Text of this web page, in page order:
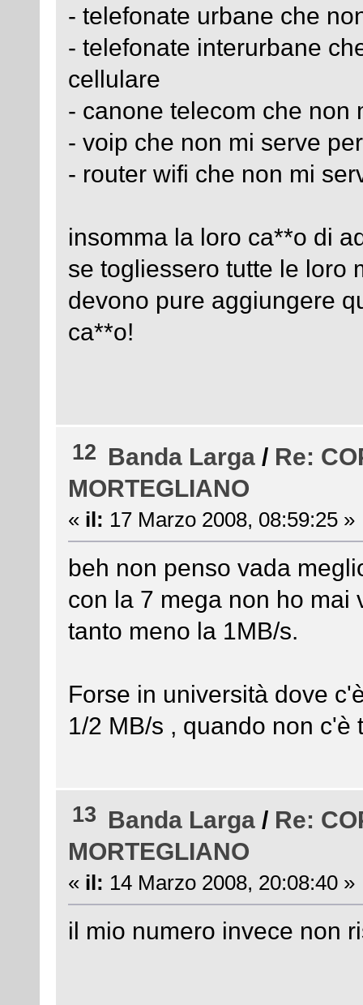
- telefonate urbane che
- telefonate interurbane
cellulare
- canone telecom che non
- voip che non mi serve
- router wifi che non mi
insomma la loro ca**o di
se togliessero tutte le loro
devono pure aggiungere
ca**o!
12 Banda Larga / Re:
MORTEGLIANO
« il: 17 Marzo 2008, 08:59:25 »
beh non penso vada
con la 7 mega non ho mai
tanto meno la 1MB/s.
Forse in università dove
1/2 MB/s , quando non c'è
13 Banda Larga / Re:
MORTEGLIANO
« il: 14 Marzo 2008, 20:08:40 »
il mio numero invece non